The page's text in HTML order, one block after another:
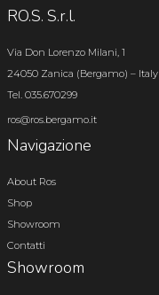
RO.S. S.r.l.
Via Don Lorenzo Milani, 1
24050 Zanica (Bergamo) – Italy
Tel. 035.670299
ros@ros.bergamo.it
Navigazione
About Ros
Shop
Showroom
Contatti
Showroom